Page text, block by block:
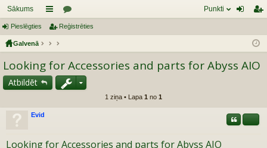
Sākums
aī
sn
es
or
mi
Punkti
ēg
ist
rēt
Pieslēgties Reģistrēties
Galvenā
Looking for Accessories and parts for Abyss AIO
Atbildēt
1 ziņa • Lapa 1 no 1
Evid
Looking for Accessories and parts for Abyss AIO
Citāts